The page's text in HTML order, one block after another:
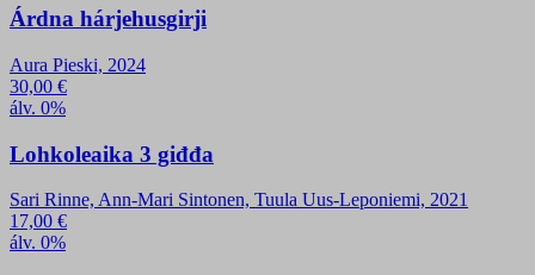
Árdna hárjehusgirji
Aura Pieski, 2024
30,00 €
álv. 0%
Lohkoleaika 3 giđđa
Sari Rinne, Ann-Mari Sintonen, Tuula Uus-Leponiemi, 2021
17,00 €
álv. 0%